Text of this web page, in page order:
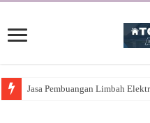
Jasa Pembuangan Limbah